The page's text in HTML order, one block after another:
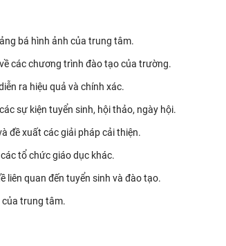
bá hình ảnh của trung tâm.
các chương trình đào tạo của trường.
ra hiệu quả và chính xác.
sự kiện tuyển sinh, hội thảo, ngày hội.
đề xuất các giải pháp cải thiện.
tổ chức giáo dục khác.
liên quan đến tuyển sinh và đào tạo.
trung tâm.